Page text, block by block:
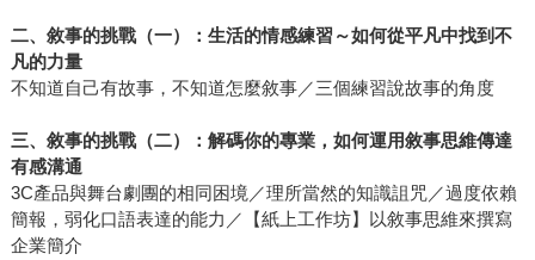
二、敘事的挑戰（一）：生活的情感練習～如何從平凡中找到不
凡的力量
不知道自己有故事，不知道怎麼敘事／三個練習說故事的角度
三、敘事的挑戰（二）：解碼你的專業，如何運用敘事思維傳達
有感溝通
3C產品與舞台劇團的相同困境／理所當然的知識詛咒／過度依賴
簡報，弱化口語表達的能力／【紙上工作坊】以敘事思維來撰寫
企業簡介